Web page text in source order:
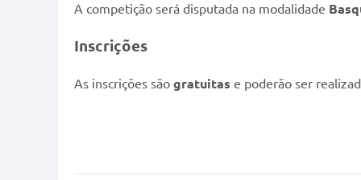
A competição será disputada na modalidade
Inscrições
As inscrições são gratuitas e poderão ser